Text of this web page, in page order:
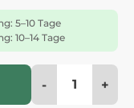
5–10 Tage
10–14 Tage
- +